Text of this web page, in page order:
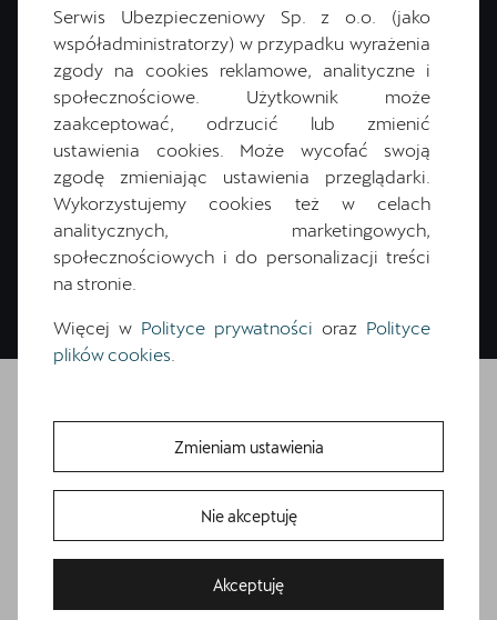
Masz pytania?
Wypełnij formularz. Skontaktujemy się z Tobą i pomożemy Ci
wybrać optymalne finansowanie!
Zamów kontakt
Skontaktuj się z
nami
Serwis Ubezpieczeniowy Sp. z o.o. (jako
współadministratorzy) w przypadku wyrażenia
zgody na cookies reklamowe, analityczne i
społecznościowe. Użytkownik może
zaakceptować, odrzucić lub zmienić
ustawienia cookies. Może wycofać swoją
zgodę zmieniając ustawienia przeglądarki.
Wykorzystujemy cookies też w celach
analitycznych, marketingowych,
społecznościowych i do personalizacji treści
na stronie.
Więcej w Polityce prywatności oraz Polityce
plików cookies
Zmieniam ustawienia
Nie akceptuję
Akceptuję